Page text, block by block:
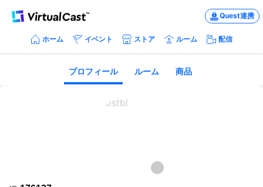
Quest連携
ホーム イベント ストア ルーム 配信
プロフィール ルーム 商品